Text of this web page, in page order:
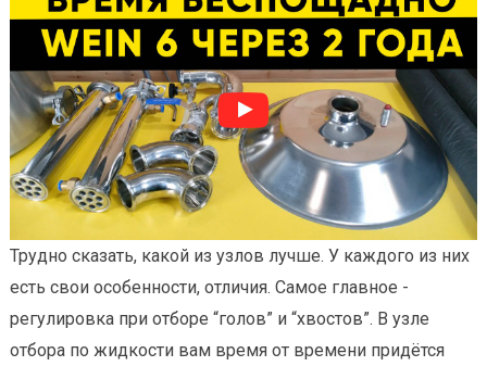
Трудно сказать, какой из узлов лучше. У каждого из них
есть свои особенности, отличия. Самое главное -
регулировка при отборе “голов” и “хвостов”. В узле
отбора по жидкости вам время от времени придётся